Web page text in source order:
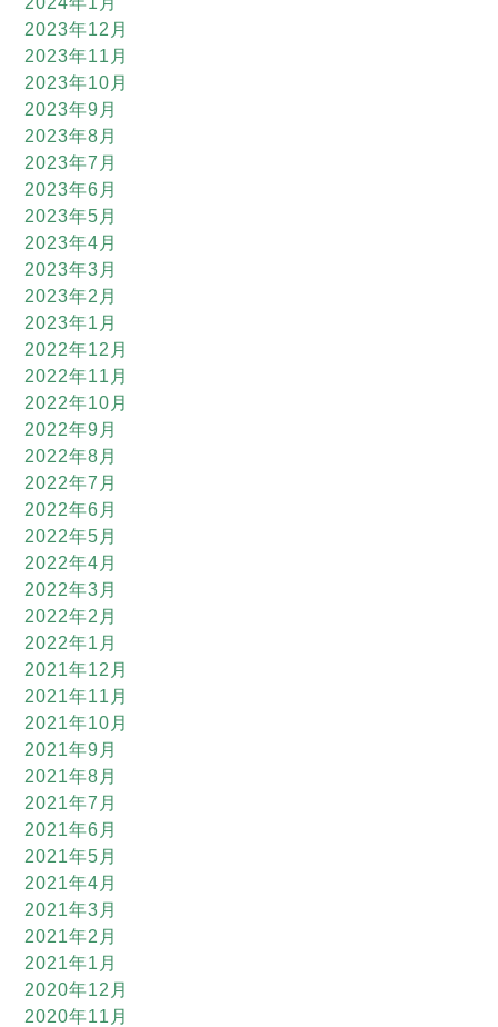
2023年12月
2023年11月
2023年10月
2023年9月
2023年8月
2023年7月
2023年6月
2023年5月
2023年4月
2023年3月
2023年2月
2023年1月
2022年12月
2022年11月
2022年10月
2022年9月
2022年8月
2022年7月
2022年6月
2022年5月
2022年4月
2022年3月
2022年2月
2022年1月
2021年12月
2021年11月
2021年10月
2021年9月
2021年8月
2021年7月
2021年6月
2021年5月
2021年4月
2021年3月
2021年2月
2021年1月
2020年12月
2020年11月